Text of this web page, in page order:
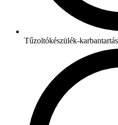
Tűzoltókészülék-